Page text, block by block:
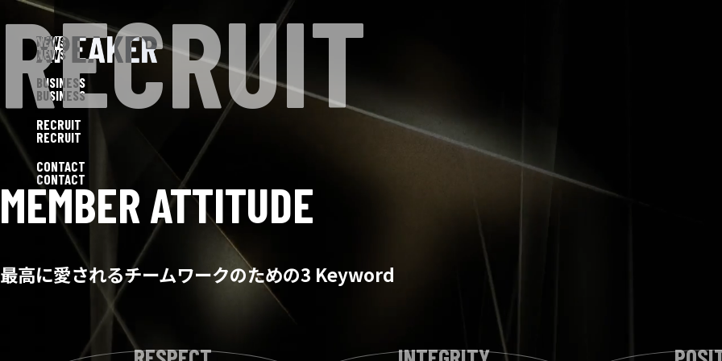
NEWS
BUSINESS
RECRUIT
CONTACT
RECRUIT
MEMBER ATTITUDE
最高に愛されるチームワークのための3 Keyword